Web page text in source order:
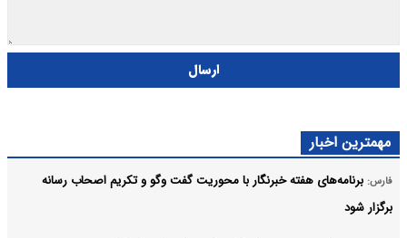
ارسال
مهمترین اخبار
فارس: برنامه‌های هفته خبرنگار با محوریت گفت وگو و تکریم اصحاب رسانه
برگزار شود